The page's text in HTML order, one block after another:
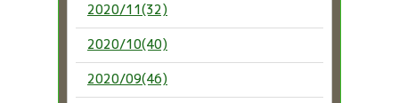
2020/11(32)
2020/10(40)
2020/09(46)